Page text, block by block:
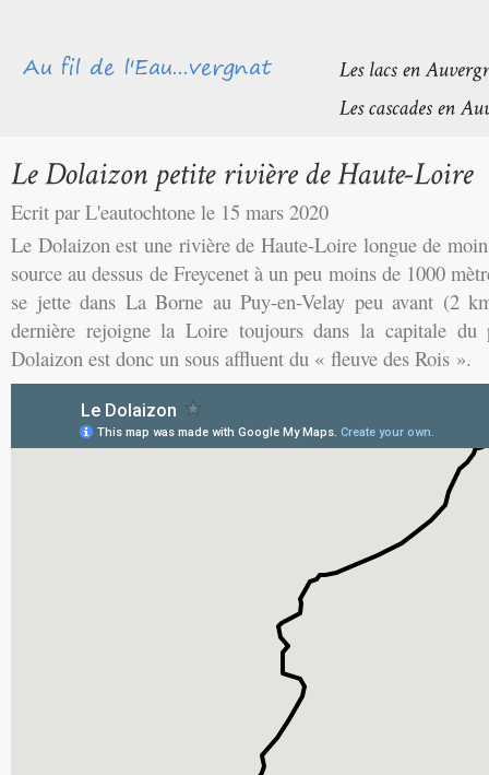
Ecrit par L'eautochtone le 15 mars 2020
Le Dolaizon est une rivière de Haute-Loire longue de
source au dessus de Freycenet à un peu moins de 1000
se jette dans La Borne au Puy-en-Velay peu avant (2
dernière rejoigne la Loire toujours dans la capitale
Dolaizon est donc un sous affluent du « fleuve des Rois ».